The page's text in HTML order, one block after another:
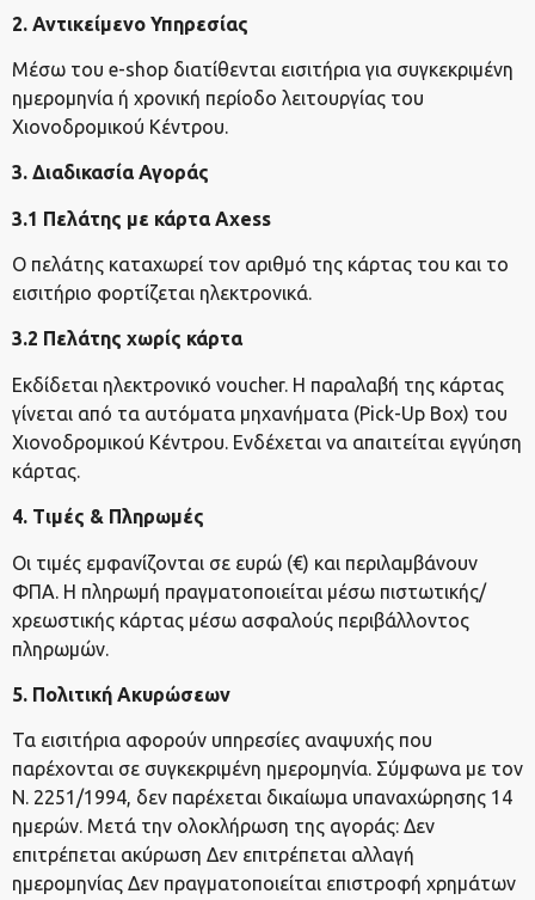
2. Αντικείμενο Υπηρεσίας
Μέσω του e-shop διατίθενται εισιτήρια για συγκεκριμένη
ημερομηνία ή χρονική περίοδο λειτουργίας του
Χιονοδρομικού Κέντρου.
3. Διαδικασία Αγοράς
3.1 Πελάτης με κάρτα Axess
Ο πελάτης καταχωρεί τον αριθμό της κάρτας του και το
εισιτήριο φορτίζεται ηλεκτρονικά.
3.2 Πελάτης χωρίς κάρτα
Εκδίδεται ηλεκτρονικό voucher. Η παραλαβή της κάρτας
γίνεται από τα αυτόματα μηχανήματα (Pick-Up Box) του
Χιονοδρομικού Κέντρου. Ενδέχεται να απαιτείται εγγύηση
κάρτας.
4. Τιμές & Πληρωμές
Οι τιμές εμφανίζονται σε ευρώ (€) και περιλαμβάνουν
ΦΠΑ. Η πληρωμή πραγματοποιείται μέσω πιστωτικής/
χρεωστικής κάρτας μέσω ασφαλούς περιβάλλοντος
πληρωμών.
5. Πολιτική Ακυρώσεων
Τα εισιτήρια αφορούν υπηρεσίες αναψυχής που
παρέχονται σε συγκεκριμένη ημερομηνία. Σύμφωνα με τον
Ν. 2251/1994, δεν παρέχεται δικαίωμα υπαναχώρησης 14
ημερών. Μετά την ολοκλήρωση της αγοράς: Δεν
επιτρέπεται ακύρωση Δεν επιτρέπεται αλλαγή
ημερομηνίας Δεν πραγματοποιείται επιστροφή χρημάτων